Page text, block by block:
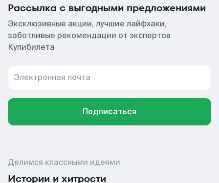
Рассылка с выгодными предложениями
Эксклюзивные акции, лучшие лайфхаки,
заботливые рекомендации от экспертов
Купибилета
Электронная почта
Подписаться
Делимся классными идеями
Истории и хитрости